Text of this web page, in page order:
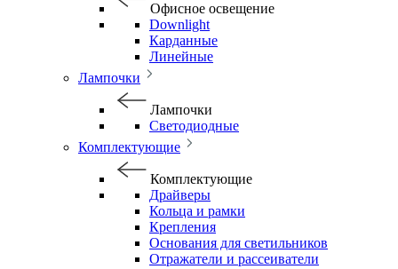
Офисное освещение
Downlight
Карданные
Линейные
Лампочки
Лампочки
Светодиодные
Комплектующие
Комплектующие
Драйверы
Кольца и рамки
Крепления
Основания для светильников
Отражатели и рассеиватели